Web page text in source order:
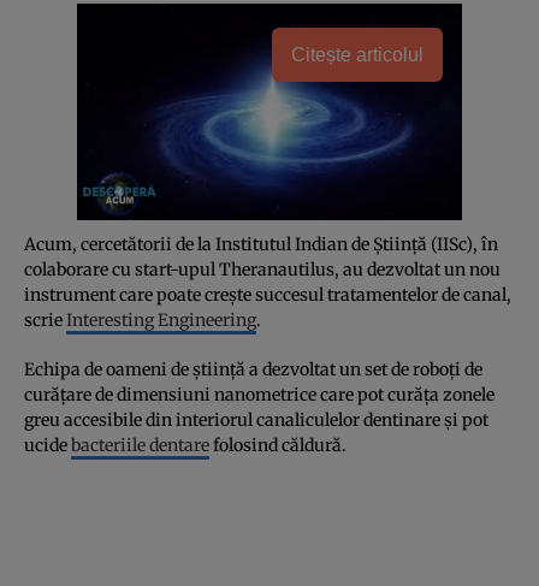
Citește articolul
Acum, cercetătorii de la Institutul Indian de Știință (IISc), în
colaborare cu start-upul Theranautilus, au dezvoltat un nou
instrument care poate crește succesul tratamentelor de canal,
scrieInteresting Engineering.
Echipa de oameni de știință a dezvoltat un set de roboți de
curățare de dimensiuni nanometrice care pot curăța zonele
greu accesibile din interiorul canaliculelor dentinare și pot
ucidebacteriile dentarefolosind căldură.